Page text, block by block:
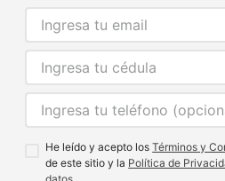
He leído y acepto losTérminos y
de este sitio y la Política de